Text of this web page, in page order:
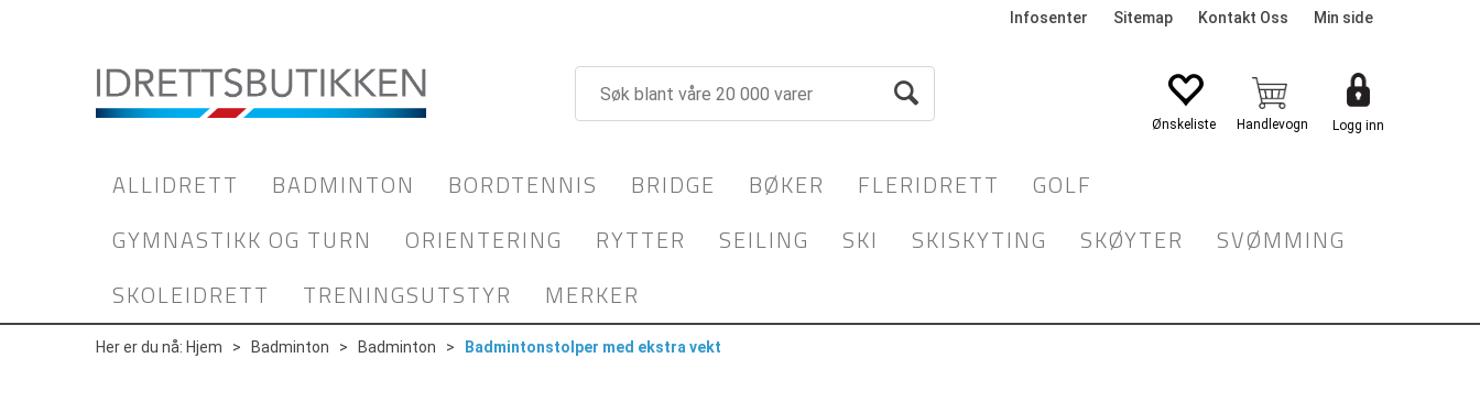
Infosenter Sitemap Kontakt Oss Min side
Logg inn
ALLIDRETT BADMINTON BORDTENNIS BRIDGE BØKER FLERIDRETT
GOLF
GYMNASTIKK OG TURN
ORIENTERING RYTTER SEILING SKI SKISKYTING SKØYTER
SVØMMING
SKOLEIDRETT
TRENINGSUTSTYR MERKER
Her er du nå: Hjem > Badminton > Badminton > Badmintonstolper med ekstra vekt